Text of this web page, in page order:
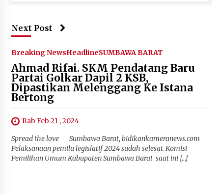
Next Post
Breaking NewsHeadlineSUMBAWA BARAT
Ahmad Rifai. SKM Pendatang Baru
Partai Golkar Dapil 2 KSB,
Dipastikan Melenggang Ke Istana
Bertong
Rab Feb 21 , 2024
Spread the love Sumbawa Barat, bidikankameranews.com
Pelaksanaan pemilu legislatif 2024 sudah selesai. Komisi
Pemilihan Umum Kabupaten Sumbawa Barat saat ini […]